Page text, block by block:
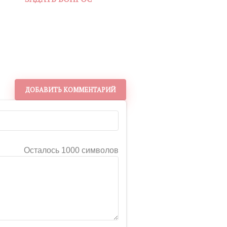
ДОБАВИТЬ КОММЕНТАРИЙ
Осталось 1000 символов